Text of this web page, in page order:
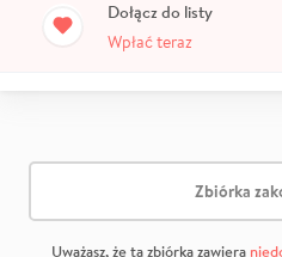
Dołącz do listy
Wpłać teraz
Zbiórka
Uważasz, że ta zbiórka zawiera